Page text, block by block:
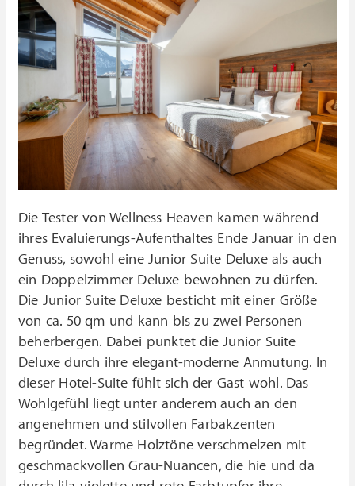
Die Tester von Wellness Heaven kamen während
ihres Evaluierungs-Aufenthaltes Ende Januar in den
Genuss, sowohl eine Junior Suite Deluxe als auch
ein Doppelzimmer Deluxe bewohnen zu dürfen.
Die Junior Suite Deluxe besticht mit einer Größe
von ca. 50 qm und kann bis zu zwei Personen
beherbergen. Dabei punktet die Junior Suite
Deluxe durch ihre elegant-moderne Anmutung. In
dieser Hotel-Suite fühlt sich der Gast wohl. Das
Wohlgefühl liegt unter anderem auch an den
angenehmen und stilvollen Farbakzenten
begründet. Warme Holztöne verschmelzen mit
geschmackvollen Grau-Nuancen, die hie und da